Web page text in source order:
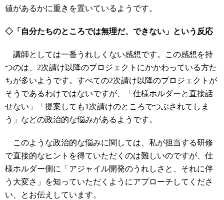
値があるかに重きを置いているようです。
◇「自分たちのところでは無理だ、できない」という反応
講師としては一番うれしくない感想です。この感想を持
つのは、2次請け以降のプロジェクトにかかわっている方た
ちが多いようです。すべての2次請け以降のプロジェクトが
そうであるわけではないですが、「仕様ホルダーと直接話
せない」「提案しても1次請けのところでつぶされてしま
う」などの政治的な悩みがあるようです。
このような政治的な悩みに関しては、私が担当する研修
で直接的なヒントを得ていただくのは難しいのですが、仕
様ホルダー側に「アジャイル開発のうれしさと、それに伴
う大変さ」を知っていただくようにアプローチしてくださ
い、とお伝えしています。